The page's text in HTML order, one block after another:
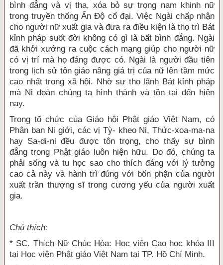
bình đẳng và vị tha, xóa bỏ sự trọng nam khinh nữ
trong truyền thống Ấn Độ cổ đại. Việc Ngài chấp nhận
cho người nữ xuất gia và đưa ra điều kiện là thọ trì Bát
kỉnh pháp suốt đời không có gì là bất bình đẳng. Ngài
đã khởi xướng ra cuộc cách mạng giúp cho người nữ
có vị trí mà họ đáng được có. Ngài là người đầu tiên
trong lịch sử tôn giáo nâng giá trị của nữ lên tầm mức
cao nhất trong xã hội. Nhờ sự thọ lãnh Bát kỉnh pháp
mà Ni đoàn chúng ta hình thành và tồn tại đến hiện
nay.
Trong tổ chức của Giáo hội Phật giáo Việt Nam, có
Phân ban Ni giới, các vị Tỳ- kheo Ni, Thức-xoa-ma-na
hay Sa-di-ni đều được tôn trọng, cho thấy sự bình
đẳng trong Phật giáo luôn hiện hữu. Do đó, chúng ta
phải sống và tu học sao cho thích đáng với lý tưởng
cao cả này và hành trì đúng với bổn phận của người
xuất trần thượng sĩ trong cương yếu của người xuất
gia.
Chú thích:
* SC. Thích Nữ Chúc Hòa: Học viên Cao học khóa III
tại Học viện Phật giáo Việt Nam tại TP. Hồ Chí Minh.